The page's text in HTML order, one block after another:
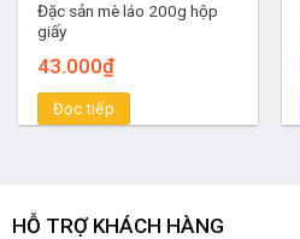
Đặc sản mè láo 200g hộp
giấy
43.000₫
Đọc tiếp
HỖ TRỢ KHÁCH HÀNG